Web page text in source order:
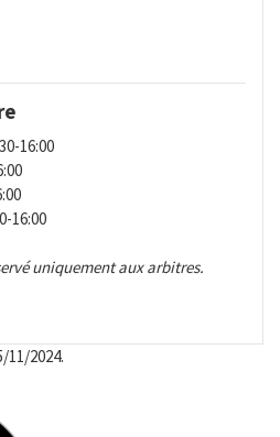
16:00
16:00
uniquement aux arbitres.
11/2024.